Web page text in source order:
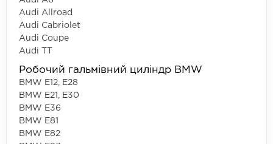
Audi Allroad
Audi Cabriolet
Audi Coupe
Audi TT
Робочий гальмівний циліндр BMW
BMW E12, E28
BMW E21, E30
BMW E36
BMW E81
BMW E82